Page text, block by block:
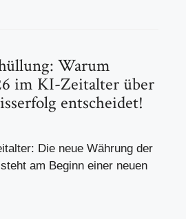
Warum
im KI-Zeitalter über
entscheidet!
Die neue Währung der
am Beginn einer neuen